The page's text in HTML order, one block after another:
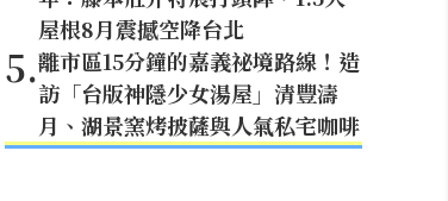
屋根8月震撼空降台北
5.離市區15分鐘的嘉義祕境路線！造
訪「台版神隱少女湯屋」清豐濤
月、湖景窯烤披薩與人氣私宅咖啡